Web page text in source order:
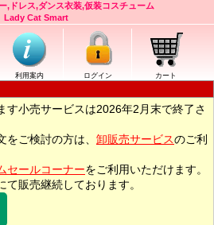
,ドレス,ダンス衣装,仮装コスチューム
Lady Cat Smart
利用案内 ログイン カート
す小売サービスは2026年2月末で終了さ
ご検討の方は、 卸販売サービスのご利
セールコーナーをご利用いただけます。
販売継続しております。